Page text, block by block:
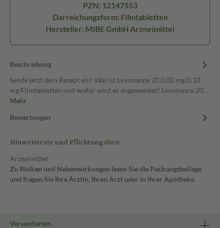
PZN: 12147553
Darreichungsform: Filmtabletten
Hersteller: MIBE GmbH Arzneimittel
Beschreibung
Sende jetzt dein Rezept ein! Was ist Levonance 20 0,02 mg/0,10
mg Filmtabletten und wofür wird es angewendet? Levonance 20…
Mehr
Bewertungen
Hinweistexte und Pflichtangaben
Arzneimittel
Zu Risiken und Nebenwirkungen lesen Sie die Packungsbeilage
und fragen Sie Ihre Ärztin, Ihren Arzt oder in Ihrer Apotheke.
Versandarten